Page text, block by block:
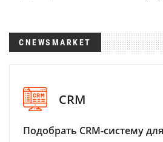
CNEWSMARKET
CRM
Подобрать CRM-систему